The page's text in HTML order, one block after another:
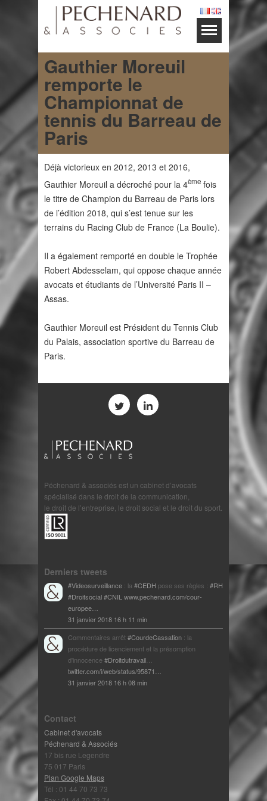
Gauthier Moreuil
remporte le
Championnat de
tennis du Barreau de
Paris
Déjà victorieux en 2012, 2013 et 2016,
Gauthier Moreuil a décroché pour la 4ème fois
le titre de Champion du Barreau de Paris lors
de l’édition 2018, qui s’est tenue sur les
terrains du Racing Club de France (La Boulie).
Il a également remporté en double le Trophée
Robert Abdesselam, qui oppose chaque année
avocats et étudiants de l’Université Paris II –
Assas.
Gauthier Moreuil est Président du Tennis Club
du Palais, association sportive du Barreau de
Paris.
Péchenard & associés est un cabinet d’avocats
spécialisé dans le droit de la communication,
le droit de l’entreprise, le droit social et le droit du sport.
Derniers tweets
#Videosurveillance : la #CEDH pose ses règles : #RH
#Droitsocial#CNIL www.pechenard.com/cour-
europee…
31 janvier 2018 16 h 11 min
Commentaires arrêt#CourdeCassation : la
procédure de licenciement et la présomption
d'innocence#Droitdutravail
twitter.com/i/web/status/95871…
31 janvier 2018 16 h 08 min
Contact
Cabinet d'avocats
Péchenard & Associés
17 bis rue Legendre
75 017 Paris
Plan Google Maps
Tél : 01 44 70 73 73